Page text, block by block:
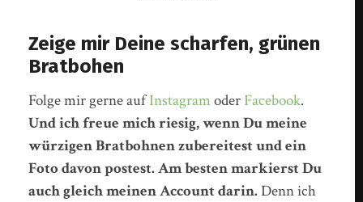
Zeige mir Deine scharfen, grünen
Bratbohen
Folge mir gerne aufInstagramoder Facebook.
Und ich freue mich riesig, wenn Du meine
würzigen Bratbohnen zubereitest und ein
Foto davon postest. Am besten markierst Du
auch gleich meinen Account darin.Denn ich